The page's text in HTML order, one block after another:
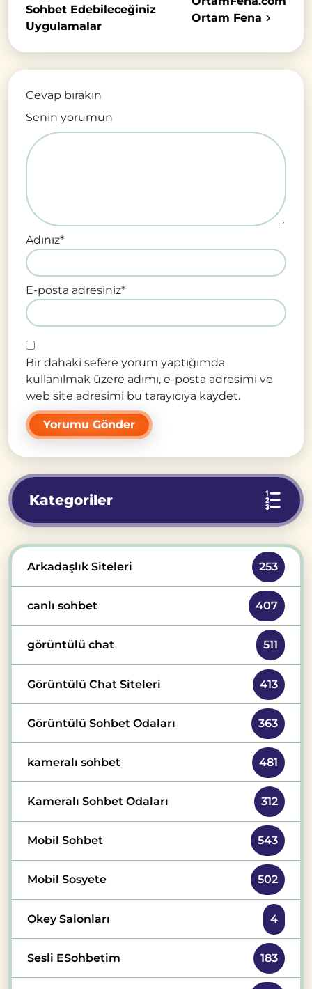
Sohbet Edebileceğiniz
Uygulamalar
Ortam Fena
Cevap bırakın
Senin yorumun
Adınız*
E-posta adresiniz*
Bir dahaki sefere yorum yaptığımda
kullanılmak üzere adımı, e-posta adresimi ve
web site adresimi bu tarayıcıya kaydet.
Kategoriler
Arkadaşlık Siteleri 253
canlı sohbet 407
görüntülü chat 511
Görüntülü Chat Siteleri 413
Görüntülü Sohbet Odaları 363
kameralı sohbet 481
Kameralı Sohbet Odaları 312
Mobil Sohbet 543
Mobil Sosyete 502
Okey Salonları 4
Sesli ESohbetim 183